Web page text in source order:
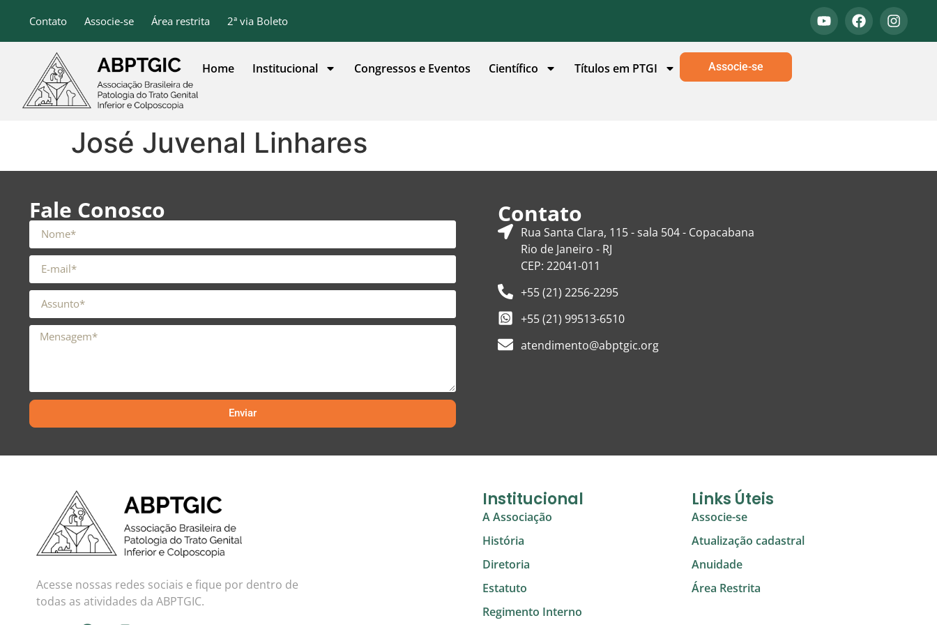
conteúdo
Contato Associe-se Área restrita 2ª via Boleto
Home Institucional Congressos e Eventos Científico Títulos em PTGI Associe-se
José Juvenal Linhares
Fale Conosco
Enviar
Contato
Rua Santa Clara, 115 - sala 504 - Copacabana
Rio de Janeiro - RJ
CEP: 22041-011
+55 (21) 2256-2295
+55 (21) 99513-6510
atendimento@abptgic.org
Acesse nossas redes sociais e fique por dentro de
todas as atividades da ABPTGIC.
Institucional
A Associação
História
Diretoria
Estatuto
Regimento Interno
Links Úteis
Associe-se
Atualização cadastral
Anuidade
Área Restrita